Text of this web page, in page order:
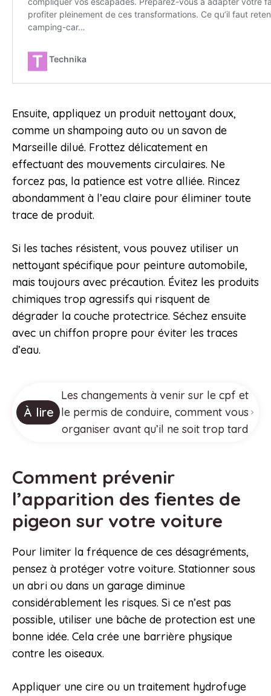
Ensuite, appliquez un produit nettoyant doux,
comme un shampoing auto ou un savon de
Marseille dilué. Frottez délicatement en
effectuant des mouvements circulaires. Ne
forcez pas, la patience est votre alliée. Rincez
abondamment à l’eau claire pour éliminer toute
trace de produit.
Si les taches résistent, vous pouvez utiliser un
nettoyant spécifique pour peinture automobile,
mais toujours avec précaution. Évitez les produits
chimiques trop agressifs qui risquent de
dégrader la couche protectrice. Séchez ensuite
avec un chiffon propre pour éviter les traces
d’eau.
À lire
Les changements à venir sur le cpf et
le permis de conduire, comment vous
organiser avant qu’il ne soit trop tard
Comment prévenir
l’apparition des fientes de
pigeon sur votre voiture
Pour limiter la fréquence de ces désagréments,
pensez à protéger votre voiture. Stationner sous
un abri ou dans un garage diminue
considérablement les risques. Si ce n’est pas
possible, utiliser une bâche de protection est une
bonne idée. Cela crée une barrière physique
contre les oiseaux.
Appliquer une cire ou un traitement hydrofuge